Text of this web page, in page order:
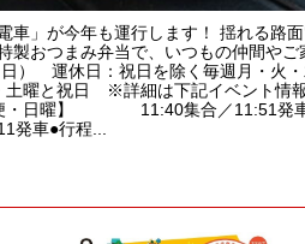
車」が今年も運行します！ 揺れる路
製おつまみ弁当で、いつもの仲間や
） 運休日：祝日を除く毎週月・火
曜と祝日 ※詳細は下記イベント情
便・日曜】 11:40集合／11:51発
車●行程...